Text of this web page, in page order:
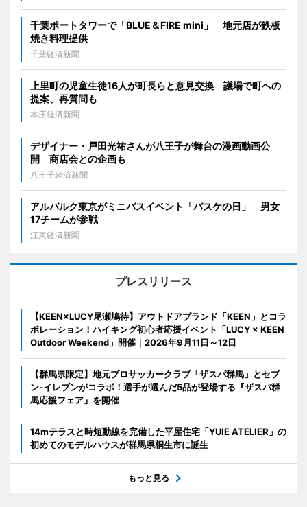
千葉ポートタワーで「BLUE＆FIRE mini」 地元店が鉄板
焼き料理提供
千葉経済新聞
上里町の児童生徒16人が町長らと意見交換 議場で町への
提案、再質問も
本庄経済新聞
デザイナー・戸田光祐さんが八王子が舞台の漫画動画公
開 商店会との企画も
八王子経済新聞
アルバルク東京がミニバスイベント「バスケの日」 男女
17チームが参戦
江東経済新聞
プレスリリース
【KEEN×LUCY尾瀬鳩待】アウトドアブランド「KEEN」とコラ
ボレーション！ハイキング初心者応援イベント「LUCY × KEEN
Outdoor Weekend」開催｜2026年9月11日～12日
【群馬県限定】地元プロサッカークラブ「ザスパ群馬」とセブ
ン‐イレブンがコラボ！選手が選んだ5品が登場する『ザスパ群
馬応援フェア』を開催
14mテラスと時短動線を完備した平屋住宅「YUIE ATELIER」の
初めてのモデルハウスが群馬県桐生市に誕生
もっと見る